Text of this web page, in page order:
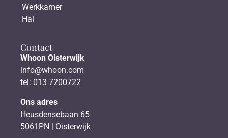
Werkkamer
Hal
Contact
Whoon Oisterwijk
info@whoon.com
tel: 013 7200722
Ons adres
Heusdensebaan 65
5061PN | Oisterwijk